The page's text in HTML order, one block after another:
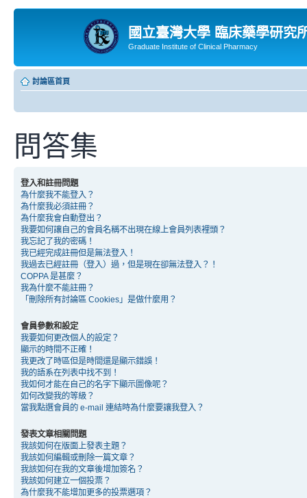
國立臺灣大學 臨床藥學研究
Graduate Institute of Clinical Pharmacy
討論區首頁
問答集
登入和註冊問題
為什麼我不能登入？
為什麼我必須註冊？
為什麼我會自動登出？
我要如何讓自己的會員名稱不出現在線上會員列表裡頭？
我忘記了我的密碼！
我已經完成註冊但是無法登入！
我過去已經註冊（登入）過，但是現在卻無法登入？！
COPPA 是甚麼？
我為什麼不能註冊？
「刪除所有討論區 Cookies」是做什麼用？
會員參數和設定
我要如何更改個人的設定？
顯示的時間不正確！
我更改了時區但是時間還是顯示錯誤！
我的語系在列表中找不到！
我如何才能在自己的名字下顯示圖像呢？
如何改變我的等級？
當我點選會員的 e-mail 連結時為什麼要讓我登入？
發表文章相關問題
我該如何在版面上發表主題？
我該如何編輯或刪除一篇文章？
我該如何在我的文章後增加簽名？
我該如何建立一個投票？
為什麼我不能增加更多的投票選項？